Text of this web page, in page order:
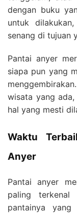
dengan buku
untuk
senang di tujuan
Pantai anyer
siapa pun yang
wisata yang
hal yang mesti
Waktu
Anyer
Pantai anyer
paling
pantainya